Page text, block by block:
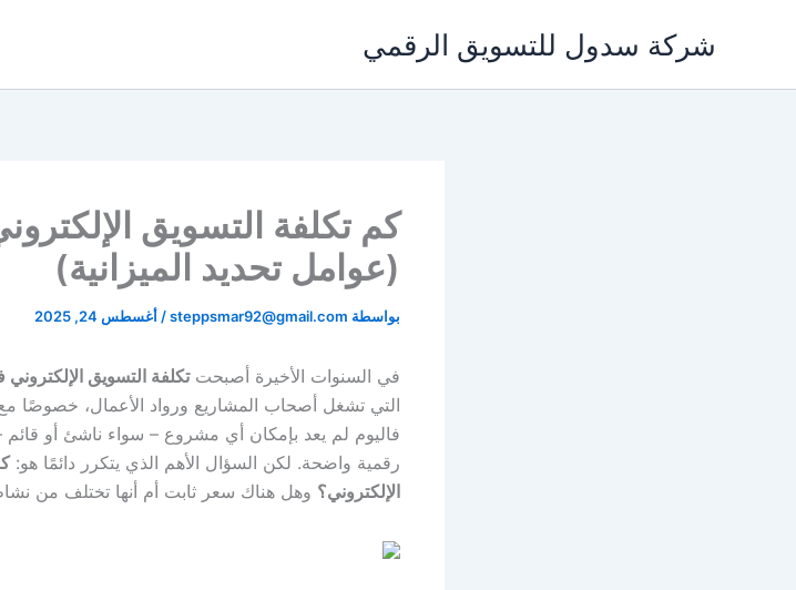
شركة سدول للتسويق الرقمي
كم تكلفة التسويق
(عوامل تحديد الميزانية)
بواسطة steppsmar92@gmail.com
/ أغسطس 24, 2025
في السنوات الأخيرة أصبحتتكلفة التسويق
التي تشغل أصحاب المشاريع ورواد الأعمال، خصوصًا
فاليوم لم يعد بإمكان أي مشروع – سواء ناشئ أو
رقمية واضحة. لكن السؤال الأهم الذي يتكرر دائمًا هو:
الإلكتروني؟ وهل هناك سعر ثابت أم أنها تختلف من